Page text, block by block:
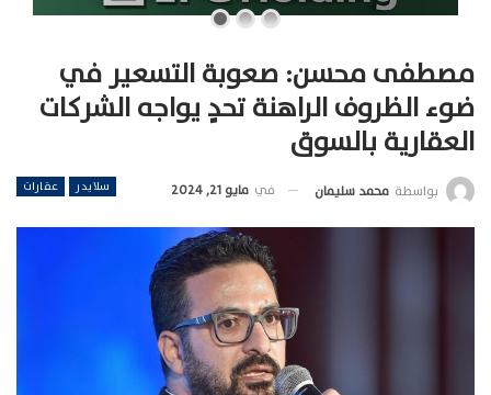
مصطفى محسن: صعوبة التسعير في
ضوء الظروف الراهنة تحدٍ يواجه الشركات
العقارية بالسوق
سلايدر عقارات بواسطة محمد سليمان في مايو 21, 2024